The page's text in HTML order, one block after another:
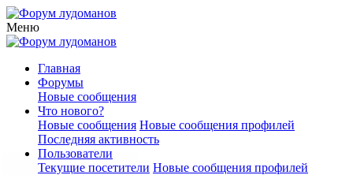
Меню
Главная
Форумы
Новые сообщения
Что нового?
Новые сообщения Новые сообщения профилей
Последняя активность
Пользователи
Текущие посетители Новые сообщения профилей